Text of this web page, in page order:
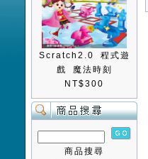
Scratch2.0 程式遊
戲 魔法時刻
NT$300
商品搜尋